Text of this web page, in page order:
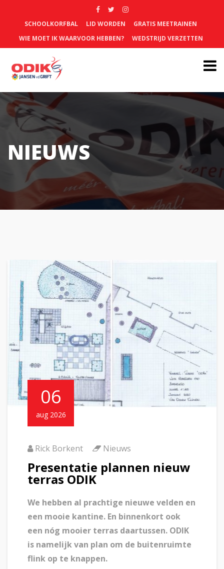
SCHOOLKORFBAL LID WORDEN
GRATIS MEETRAINEN
WIE MOET IK WAARVOOR HEBBEN?
WEDSTRIJD VERZETTEN
NIEUWS
06
aug 2026
Rick Borkent Nieuws
Presentatie plannen nieuw
terras ODIK
We hebben al prachtige nieuwe velden en
een mooie kantine. En binnenkort ook
een nóg mooier terras daartussen. ODIK
is namelijk van plan om de buitenruimte
flink op te knappen.